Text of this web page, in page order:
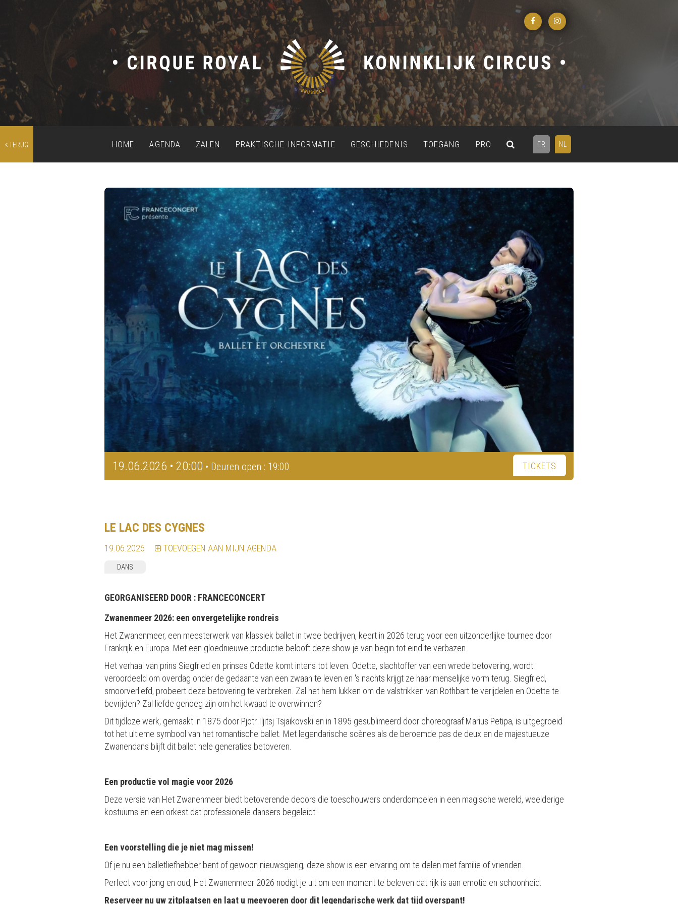
TERUG FR NL
HOME AGENDA ZALEN PRAKTISCHE INFORMATIE GESCHIEDENIS TOEGANG PRO
19.06.2026 • 20:00 • Deuren open : 19:00 TICKETS
LE LAC DES CYGNES
19.06.2026 TOEVOEGEN AAN MIJN AGENDA
DANS
GEORGANISEERD DOOR : FRANCECONCERT
Zwanenmeer 2026: een onvergetelijke rondreis
Het Zwanenmeer, een meesterwerk van klassiek ballet in twee bedrijven, keert in 2026 terug voor een uitzonderlijke tournee door
Frankrijk en Europa. Met een gloednieuwe productie belooft deze show je van begin tot eind te verbazen.
Het verhaal van prins Siegfried en prinses Odette komt intens tot leven. Odette, slachtoffer van een wrede betovering, wordt
veroordeeld om overdag onder de gedaante van een zwaan te leven en 's nachts krijgt ze haar menselijke vorm terug. Siegfried,
smoorverliefd, probeert deze betovering te verbreken. Zal het hem lukken om de valstrikken van Rothbart te verijdelen en Odette te
bevrijden? Zal liefde genoeg zijn om het kwaad te overwinnen?
Dit tijdloze werk, gemaakt in 1875 door Pjotr ​​Iljitsj Tsjaikovski en in 1895 gesublimeerd door choreograaf Marius Petipa, is uitgegroeid
tot het ultieme symbool van het romantische ballet. Met legendarische scènes als de beroemde pas de deux en de majestueuze
Zwanendans blijft dit ballet hele generaties betoveren.
Een productie vol magie voor 2026
Deze versie van Het Zwanenmeer biedt betoverende decors die toeschouwers onderdompelen in een magische wereld, weelderige
kostuums en een orkest dat professionele dansers begeleidt.
Een voorstelling die je niet mag missen!
Of je nu een balletliefhebber bent of gewoon nieuwsgierig, deze show is een ervaring om te delen met familie of vrienden.
Perfect voor jong en oud, Het Zwanenmeer 2026 nodigt je uit om een ​​moment te beleven dat rijk is aan emotie en schoonheid.
Reserveer nu uw zitplaatsen en laat u meevoeren door dit legendarische werk dat tijd overspant!